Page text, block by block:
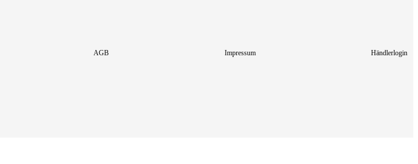
AGB Impressum Händlerlogin